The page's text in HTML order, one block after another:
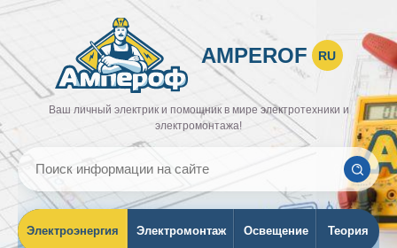
AMPEROF RU
Ваш личный электрик и помощник в мире электротехники и
электромонтажа!
Электроэнергия Электромонтаж Освещение Теория